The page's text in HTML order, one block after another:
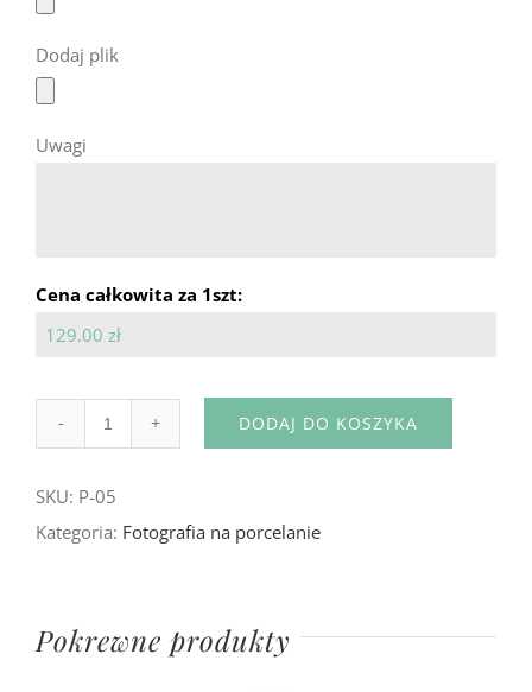
Dodaj plik
Uwagi
Cena całkowita za 1szt:
129.00 zł
DODAJ DO KOSZYKA
SKU: P-05
Kategoria: Fotografia na porcelanie
Pokrewne produkty